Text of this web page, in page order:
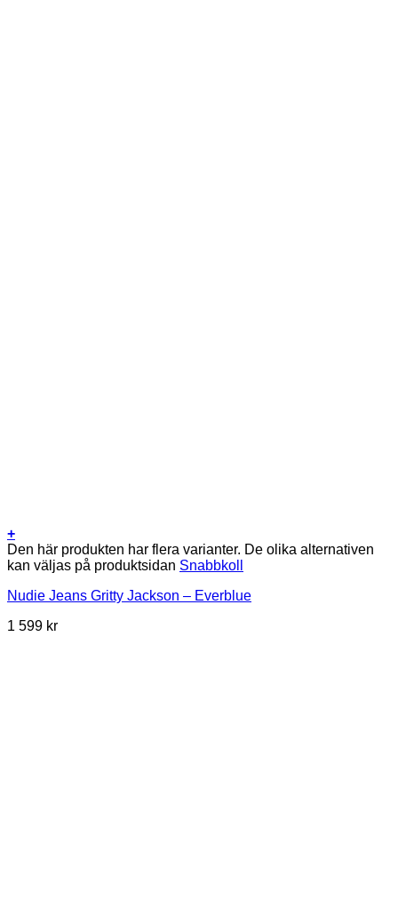
+
Den här produkten har flera varianter. De olika alternativen
kan väljas på produktsidan Snabbkoll
Nudie Jeans Gritty Jackson – Everblue
1 599 kr